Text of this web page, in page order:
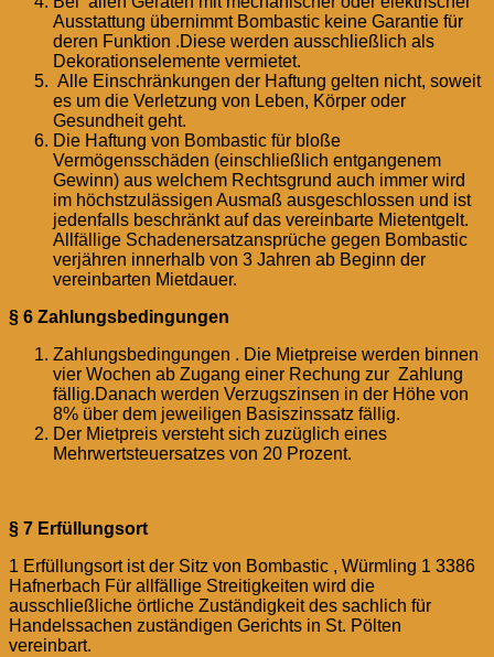
Ausstattung übernimmt Bombastic keine Garantie für
deren Funktion .Diese werden ausschließlich als
Dekorationselemente vermietet.
Alle Einschränkungen der Haftung gelten nicht, soweit
es um die Verletzung von Leben, Körper oder
Gesundheit geht.
Die Haftung von Bombastic für bloße
Vermögensschäden (einschließlich entgangenem
Gewinn) aus welchem Rechtsgrund auch immer wird
im höchstzulässigen Ausmaß ausgeschlossen und ist
jedenfalls beschränkt auf das vereinbarte Mietentgelt.
Allfällige Schadenersatzansprüche gegen Bombastic
verjähren innerhalb von 3 Jahren ab Beginn der
vereinbarten Mietdauer.
§ 6 Zahlungsbedingungen
Zahlungsbedingungen . Die Mietpreise werden binnen
vier Wochen ab Zugang einer Rechung zur Zahlung
fällig.Danach werden Verzugszinsen in der Höhe von
8% über dem jeweiligen Basiszinssatz fällig.
Der Mietpreis versteht sich zuzüglich eines
Mehrwertsteuersatzes von 20 Prozent.
§ 7 Erfüllungsort
1 Erfüllungsort ist der Sitz von Bombastic , Würmling 1 3386
Hafnerbach Für allfällige Streitigkeiten wird die
ausschließliche örtliche Zuständigkeit des sachlich für
Handelssachen zuständigen Gerichts in St. Pölten
vereinbart.